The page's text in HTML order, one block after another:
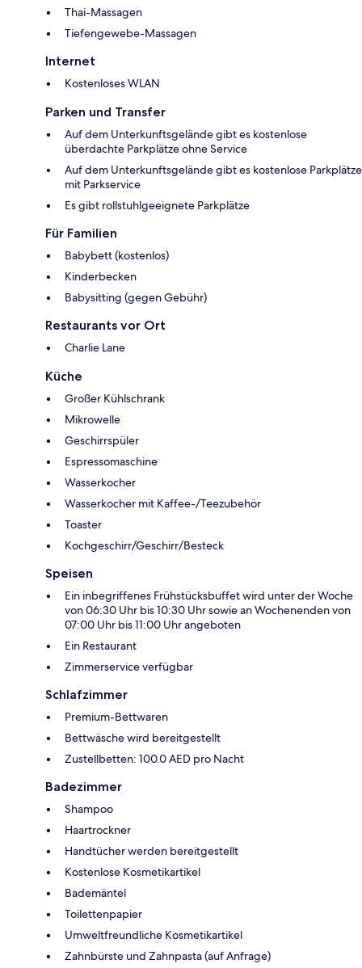
Thai-Massagen
Tiefengewebe-Massagen
Internet
Kostenloses WLAN
Parken und Transfer
Auf dem Unterkunftsgelände gibt es kostenlose
überdachte Parkplätze ohne Service
Auf dem Unterkunftsgelände gibt es kostenlose Parkplätze
mit Parkservice
Es gibt rollstuhlgeeignete Parkplätze
Für Familien
Babybett (kostenlos)
Kinderbecken
Babysitting (gegen Gebühr)
Restaurants vor Ort
Charlie Lane
Küche
Großer Kühlschrank
Mikrowelle
Geschirrspüler
Espressomaschine
Wasserkocher
Wasserkocher mit Kaffee-/Teezubehör
Toaster
Kochgeschirr/Geschirr/Besteck
Speisen
Ein inbegriffenes Frühstücksbuffet wird unter der Woche
von 06:30 Uhr bis 10:30 Uhr sowie an Wochenenden von
07:00 Uhr bis 11:00 Uhr angeboten
Ein Restaurant
Zimmerservice verfügbar
Schlafzimmer
Premium-Bettwaren
Bettwäsche wird bereitgestellt
Zustellbetten: 100.0 AED pro Nacht
Badezimmer
Shampoo
Haartrockner
Handtücher werden bereitgestellt
Kostenlose Kosmetikartikel
Bademäntel
Toilettenpapier
Umweltfreundliche Kosmetikartikel
Zahnbürste und Zahnpasta (auf Anfrage)